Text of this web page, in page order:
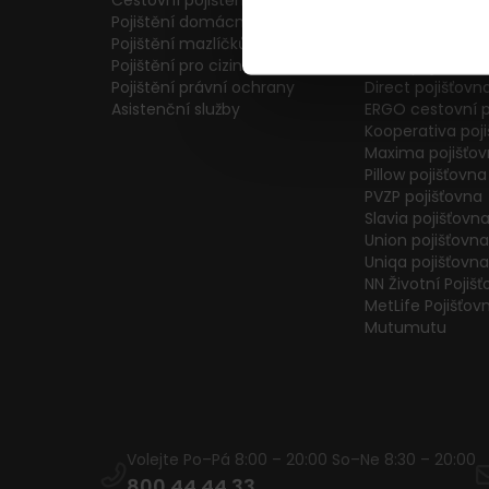
Pojištění domácnosti
Pojištění mazlíčků
Pojištění pro cizince
Pojištění právní ochrany
Asistenční služby
Direct
ERGO cestovní
Kooperativa
Maxima
Pillow pojišťovna
PVZP pojišťovna
Slavia pojišťovna
Union pojišťovna
Uniqa pojišťovna
NN Životní
MetLife
Mutumutu
Volejte Po–Pá 8:00 – 20:00 So–Ne 8:30 – 20:00